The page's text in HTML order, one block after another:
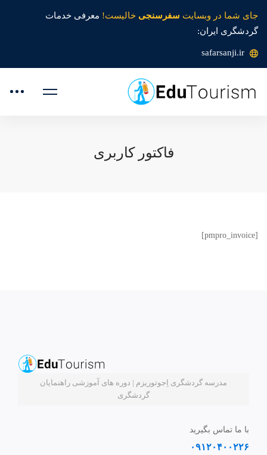
جای شما در وبسایت سفرسنجی خالیست! معرفی خدمات
گردشگری ایران:
safarsanji.ir
فاکتور کاربری
[pmpro_invoice]
مدرسه گردشگری اِجوتوریزم | دوره های آموزشی راهنمایان
گردشگری
با ما تماس بگیرید
۰۹۱۲۰۴۰۰۲۲۶